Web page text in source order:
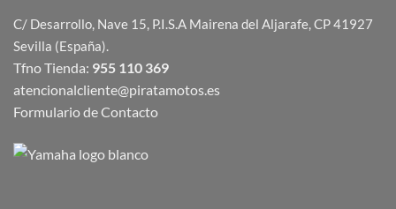
C/ Desarrollo, Nave 15, P.I.S.A Mairena del Aljarafe, CP 41927
Sevilla (España).
Tfno Tienda: 955 110 369
atencionalcliente@piratamotos.es
Formulario de Contacto